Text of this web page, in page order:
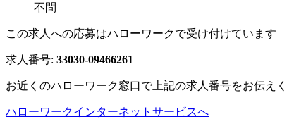
不問
この求人への応募はハローワークで受け付けています
求人番号: 33030-09466261
お近くのハローワーク窓口で上記の求人番号をお伝え
ハローワークインターネットサービスへ